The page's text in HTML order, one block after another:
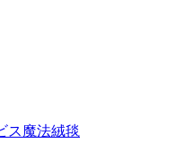
ス魔法絨毯